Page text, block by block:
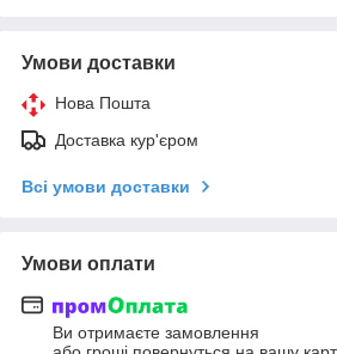
Умови доставки
Нова Пошта
Доставка кур'єром
Всі умови доставки
Умови оплати
Ви отримаєте замовлення